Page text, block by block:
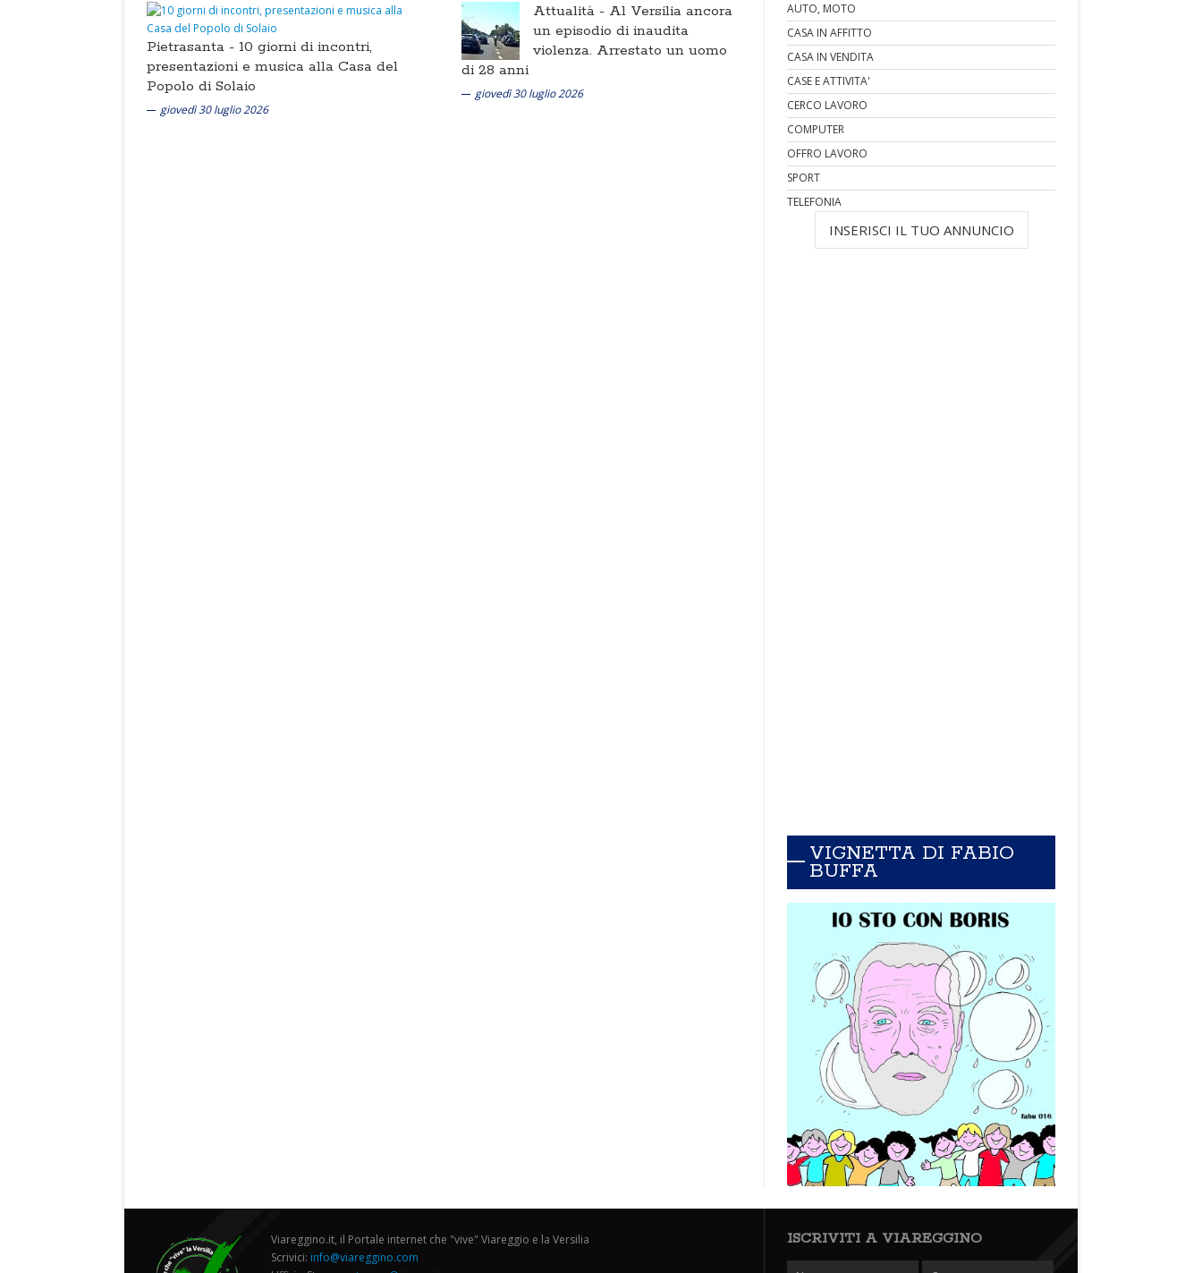
Pietrasanta - 10 giorni di incontri,
presentazioni e musica alla Casa del
Popolo di Solaio
giovedì 30 luglio 2026
Attualità - Al Versilia ancora
un episodio di inaudita
violenza. Arrestato un uomo
di 28 anni
giovedì 30 luglio 2026
AUTO, MOTO
CASA IN AFFITTO
CASA IN VENDITA
CASE E ATTIVITA'
CERCO LAVORO
COMPUTER
OFFRO LAVORO
SPORT
TELEFONIA
INSERISCI IL TUO ANNUNCIO
VIGNETTA DI FABIO
BUFFA
Viareggino.it, il Portale internet che "vive" Viareggio e la Versilia
Scrivici: info@viareggino.com
ISCRIVITI A VIAREGGINO